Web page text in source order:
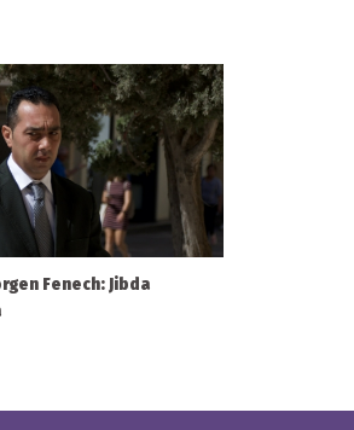
Fenech: Jibda